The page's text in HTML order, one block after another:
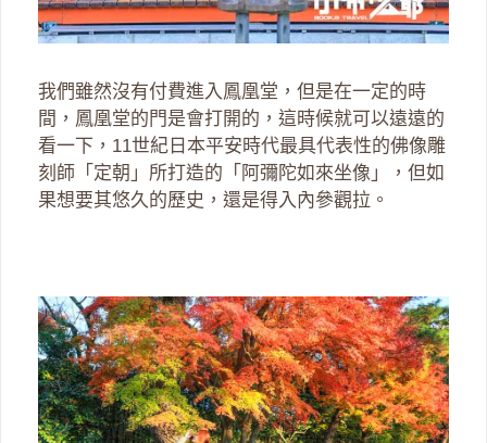
我們雖然沒有付費進入鳳凰堂，但是在一定的時
間，鳳凰堂的門是會打開的，這時候就可以遠遠的
看一下，11世紀日本平安時代最具代表性的佛像雕
刻師「定朝」所打造的「阿彌陀如來坐像」，但如
果想要其悠久的歷史，還是得入內參觀拉。